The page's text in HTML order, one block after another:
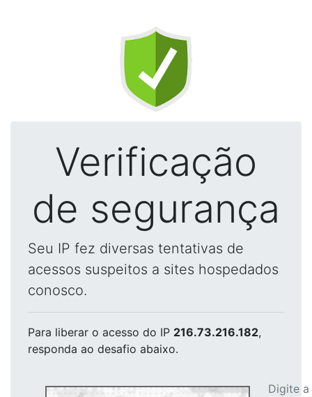
Verificação
de segurança
Seu IP fez diversas tentativas de
acessos suspeitos a sites hospedados
conosco.
Para liberar o acesso do IP 216.73.216.182,
responda ao desafio abaixo.
Digite